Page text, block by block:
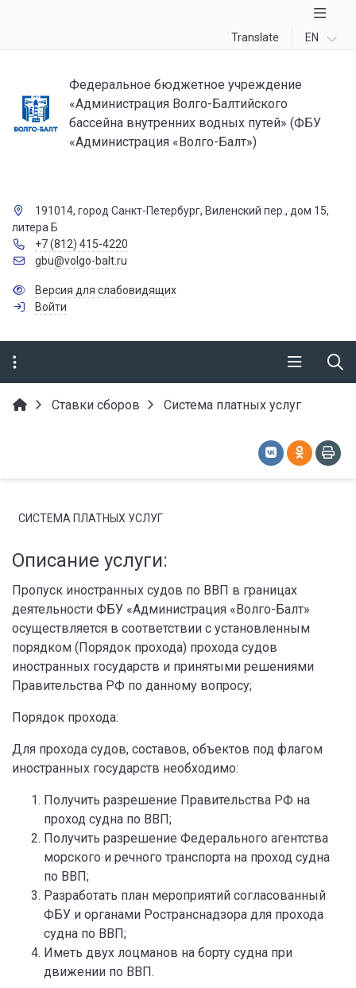
Translate EN
Федеральное бюджетное учреждение
«Администрация Волго-Балтийского
бассейна внутренних водных путей» (ФБУ
«Администрация «Волго-Балт»)
191014, город Санкт-Петербург, Виленский пер., дом 15,
литера Б
+7 (812) 415-4220
gbu@volgo-balt.ru
Версия для слабовидящих
Войти
Ставки сборов Система платных услуг
СИСТЕМА ПЛАТНЫХ УСЛУГ
Описание услуги:
Пропуск иностранных судов по ВВП в границах
деятельности ФБУ «Администрация «Волго-Балт»
осуществляется в соответствии с установленным
порядком (Порядок прохода) прохода судов
иностранных государств и принятыми решениями
Правительства РФ по данному вопросу;
Порядок прохода:
Для прохода судов, составов, объектов под флагом
иностранных государств необходимо:
Получить разрешение Правительства РФ на
проход судна по ВВП;
Получить разрешение Федерального агентства
морского и речного транспорта на проход судна
по ВВП;
Разработать план мероприятий согласованный
ФБУ и органами Ространснадзора для прохода
судна по ВВП;
Иметь двух лоцманов на борту судна при
движении по ВВП.